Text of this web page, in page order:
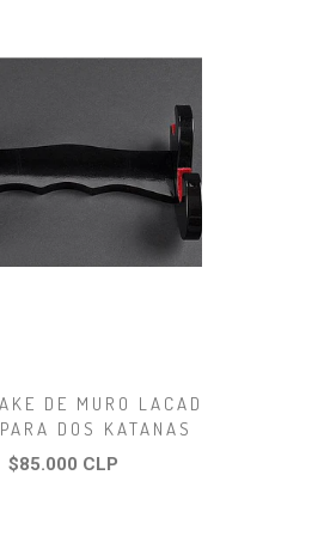
DE MURO LACADO
DOS KATANAS
$85.000 CLP